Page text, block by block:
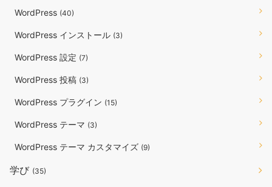
WordPress (40)
WordPress インストール (3)
WordPress 設定 (7)
WordPress 投稿 (3)
WordPress プラグイン (15)
WordPress テーマ (3)
WordPress テーマ カスタマイズ (9)
学び (35)